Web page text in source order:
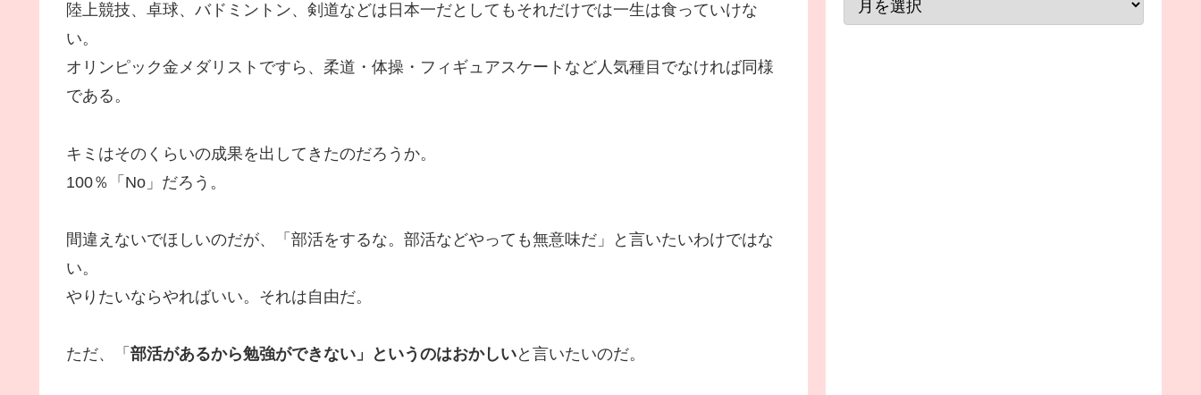
陸上競技、卓球、バドミントン、剣道などは日本一だとしてもそれだけでは一生は食っていけな
い。
オリンピック金メダリストですら、柔道・体操・フィギュアスケートなど人気種目でなければ同様
である。
キミはそのくらいの成果を出してきたのだろうか。
100％「No」だろう。
間違えないでほしいのだが、「部活をするな。部活などやっても無意味だ」と言いたいわけではな
い。
やりたいならやればいい。それは自由だ。
ただ、「 部活があるから勉強ができない」というのはおかしいと言いたいのだ。